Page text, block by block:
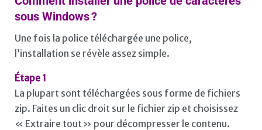
sous Windows ?
Une fois la police téléchargée une police,
l’installation se révèle assez simple.
Étape 1
La plupart sont téléchargées sous forme de fichiers
zip. Faites un clic droit sur le fichier zip et choisissez
« Extraire tout » pour décompresser le contenu.